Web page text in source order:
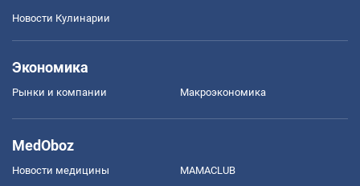
Новости Кулинарии
Экономика
Рынки и компании Mакроэкономика
MedOboz
Новости медицины MAMACLUB